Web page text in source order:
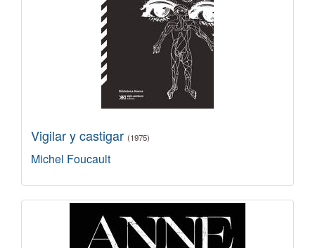
Vigilar y castigar (1975)
Michel Foucault